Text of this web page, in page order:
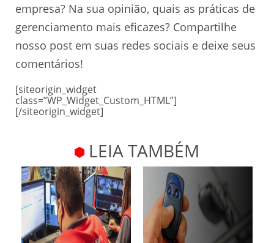
empresa? Na sua opinião, quais as práticas de
gerenciamento mais eficazes? Compartilhe
nosso post em suas redes sociais e deixe seus
comentários!
[siteorigin_widget
class=”WP_Widget_Custom_HTML”]
[/siteorigin_widget]
LEIA TAMBÉM